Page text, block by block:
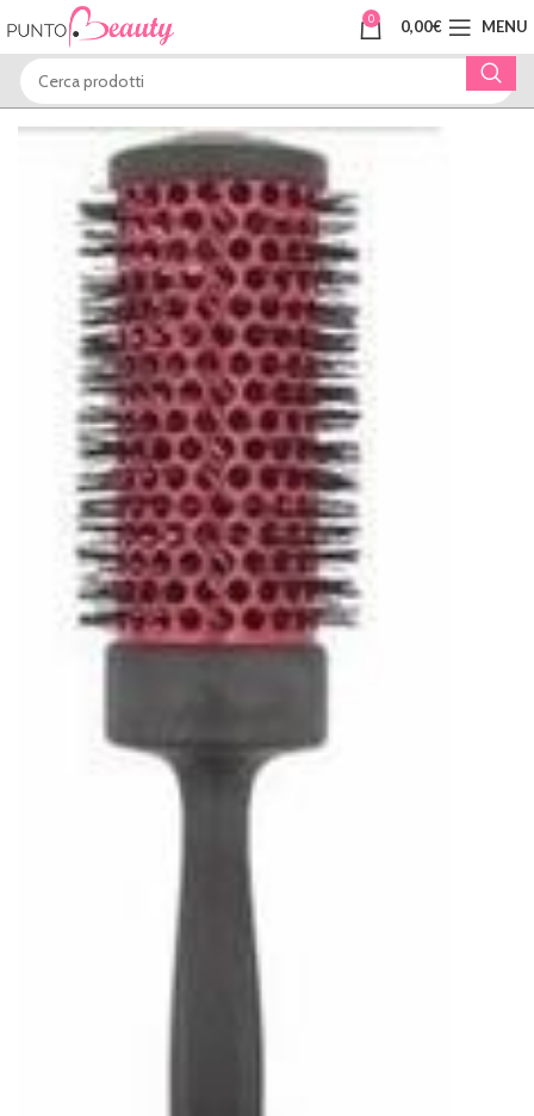
0 0,00€ MENU